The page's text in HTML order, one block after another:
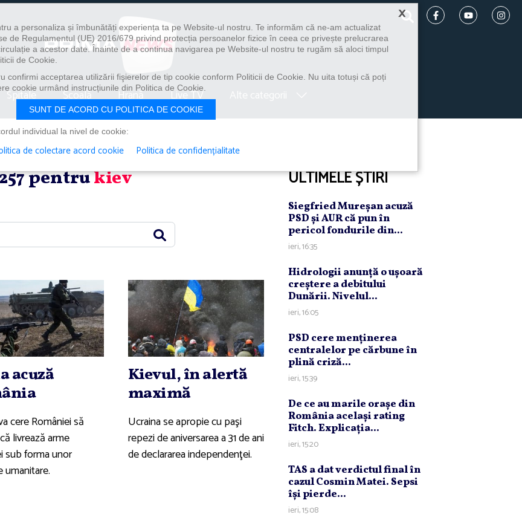
Spitale Școală Hrană Live TV
pentrukiev
acuză
cere României să
livrează arme
sub forma unor
umanitare.
Kievul, în alertă
maximă
Ucraina se apropie cu paşi
repezi de aniversarea a 31 de ani
de declararea independenţei.
ULTIMELE ȘTIRI
Siegfried Mureşan acuză
PSD şi AUR că pun în
pericol fondurile din...
ieri, 16:35
Hidrologii anunţă o uşoară
creştere a debitului
Dunării. Nivelul...
ieri, 16:05
PSD cere menţinerea
centralelor pe cărbune în
plină criză...
ieri, 15:39
De ce au marile oraşe din
România acelaşi rating
Fitch. Explicaţia...
ieri, 15:20
TAS a dat verdictul final în
cazul Cosmin Matei. Sepsi
îşi pierde...
ieri, 15:08
×
a personaliza și îmbunătăți experiența ta pe Website-ul nostru. Te informăm că ne-am actualizat
de Regulamentul (UE) 2016/679 privind protecția persoanelor fizice în ceea ce privește prelucrarea
a acestor date. Înainte de a continua navigarea pe Website-ul nostru te rugăm să aloci timpul
de Cookie.
confirmi acceptarea utilizării fişierelor de tip cookie conform Politicii de Cookie. Nu uita totuși că poți
cookie urmând instrucțiunile din Politica de Cookie.
SUNT DE ACORD CU POLITICA DE COOKIE
individual la nivel de cookie:
de colectare acord cookie Politica de confidențialitate